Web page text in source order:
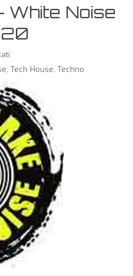
White Noise
, Tech House, Techno